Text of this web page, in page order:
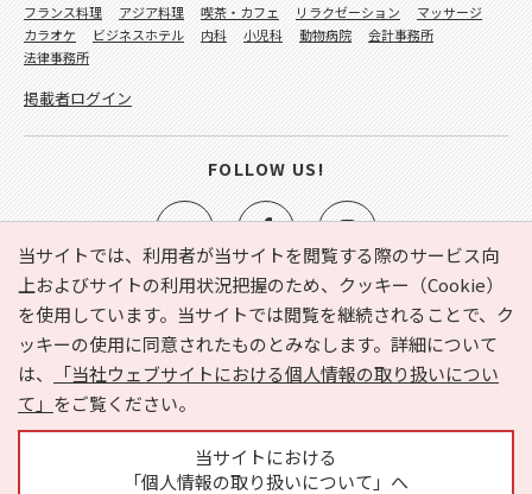
当サイトでは、利用者が当サイトを閲覧する際のサービス向
上およびサイトの利用状況把握のため、クッキー（Cookie）
を使用しています。当サイトでは閲覧を継続されることで、ク
ッキーの使用に同意されたものとみなします。詳細について
は、
「当社ウェブサイトにおける個人情報の取り扱いについ
て」 をご覧ください。
当サイトにおける
「個人情報の取り扱いについて」へ
e-NAVITA（イーナビタ）とは？ お気に入り
ヘルプ
利用規約
個人情報の取り扱いについて
運営会社
サイトマップ
広告掲載に関するお問い合わせ
フランス料理
アジア料理 喫茶・カフェ リラクゼーション
マッサージ
カラオケ
ビジネスホテル 内科 小児科 動物病院
会計事務所
法律事務所
掲載者ログイン
FOLLOW US!